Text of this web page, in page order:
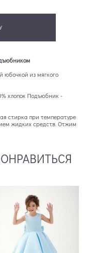
юбочкой из мягкого
хлопок Подъюбник -
стирка при температуре
жидких средств. Отжим